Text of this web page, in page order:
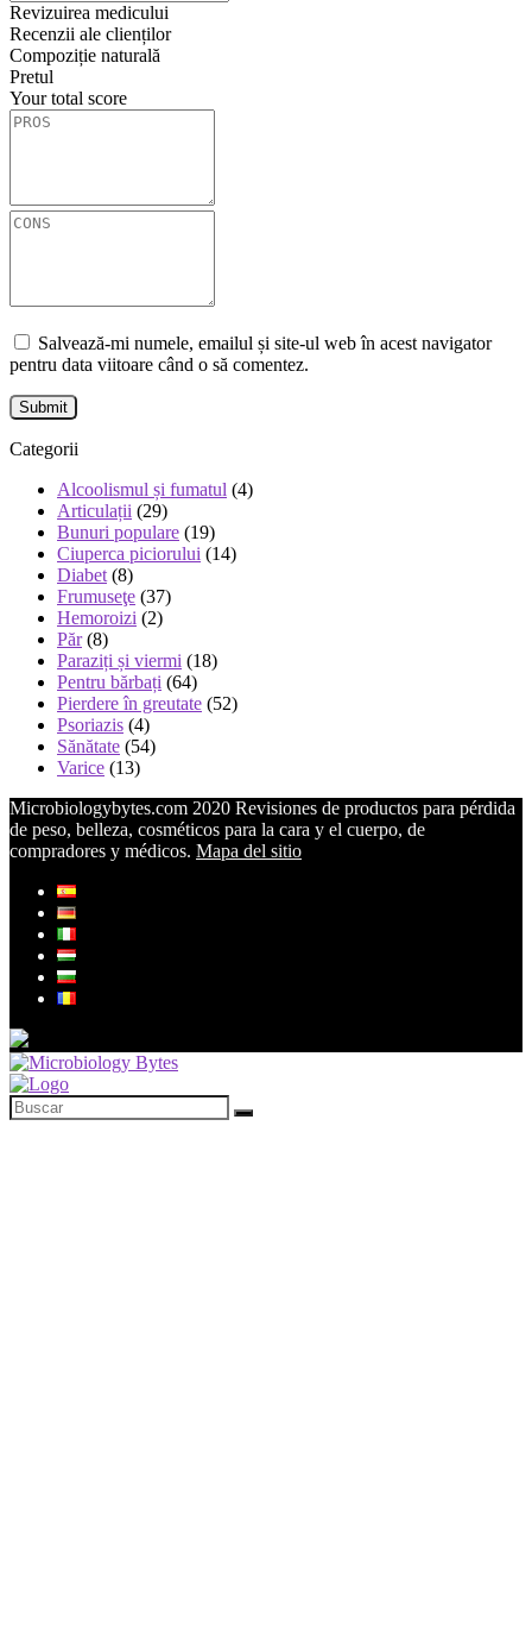
Revizuirea medicului
Recenzii ale clienților
Compoziție naturală
Pretul
Your total score
Salvează-mi numele, emailul și site-ul web în acest navigator
pentru data viitoare când o să comentez.
Categorii
Alcoolismul și fumatul (4)
Articulații (29)
Bunuri populare (19)
Ciuperca piciorului (14)
Diabet (8)
Frumuseţe (37)
Hemoroizi (2)
Păr(8)
Paraziți și viermi (18)
Pentru bărbați (64)
Pierdere în greutate (52)
Psoriazis (4)
Sănătate (54)
Varice (13)
Microbiologybytes.com 2020 Revisiones de productos para pérdida
de peso, belleza, cosméticos para la cara y el cuerpo, de
compradores y médicos. Mapa del sitio